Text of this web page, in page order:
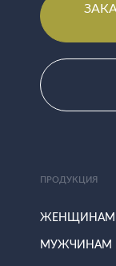
ПРОДУКЦИЯ
ЖЕНЩИНАМ
МУЖЧИНАМ